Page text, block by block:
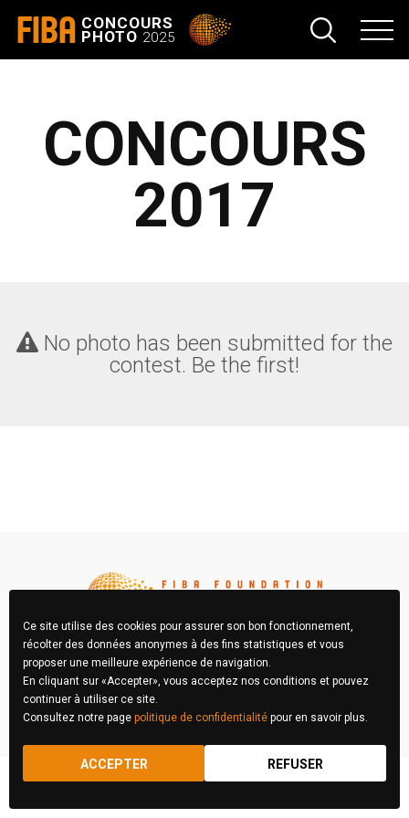
FIBA CONCOURS
PHOTO 2025
CONCOURS
2017
No photo has been submitted for the
contest. Be the first!
FIBA Concours Photo © 2026 Tous droits réservés
RÈGLEMENT MENTIONS LÉGALES
Ce site utilise des cookies pour assurer son bon fonctionnement,
récolter des données anonymes à des fins statistiques et vous
proposer une meilleure expérience de navigation.
En cliquant sur «Accepter», vous acceptez nos conditions et pouvez
continuer à utiliser ce site.
Consultez notre page politique de confidentialité pour en savoir plus.
ACCEPTER REFUSER